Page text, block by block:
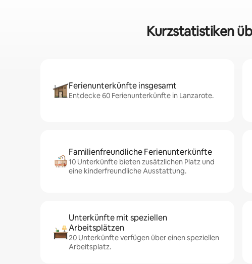
Kurzstatistiken
Ferienunterkünfte insgesamt
Entdecke 60 Ferienunterkünfte in Lanzarote.
Familienfreundliche Ferienunterkünfte
10 Unterkünfte bieten zusätzlichen Platz und
eine kinderfreundliche Ausstattung.
Unterkünfte mit speziellen
Arbeitsplätzen
20 Unterkünfte verfügen über einen speziellen
Arbeitsplatz.